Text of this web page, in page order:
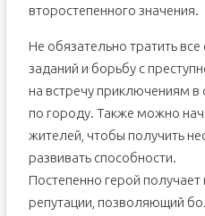
второстепенного значения.
Не обязательно тратить
заданий и борьбу с
на встречу приключениям в
по городу. Также можно
жителей, чтобы получить
развивать способности.
Постепенно герой получает
репутации, позволяющий